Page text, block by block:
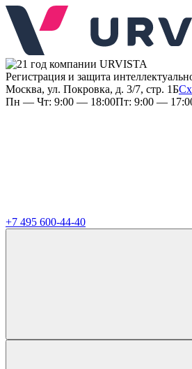
Регистрация и защита
Москва, ул. Покровка, д. 3/7, стр. 1Б
Пн — Чт: 9:00 — 18:00Пт: 9:00 —
+7 495 600-44-40